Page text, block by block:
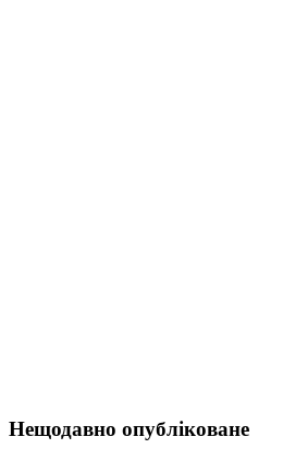
Нещодавно опубліковане